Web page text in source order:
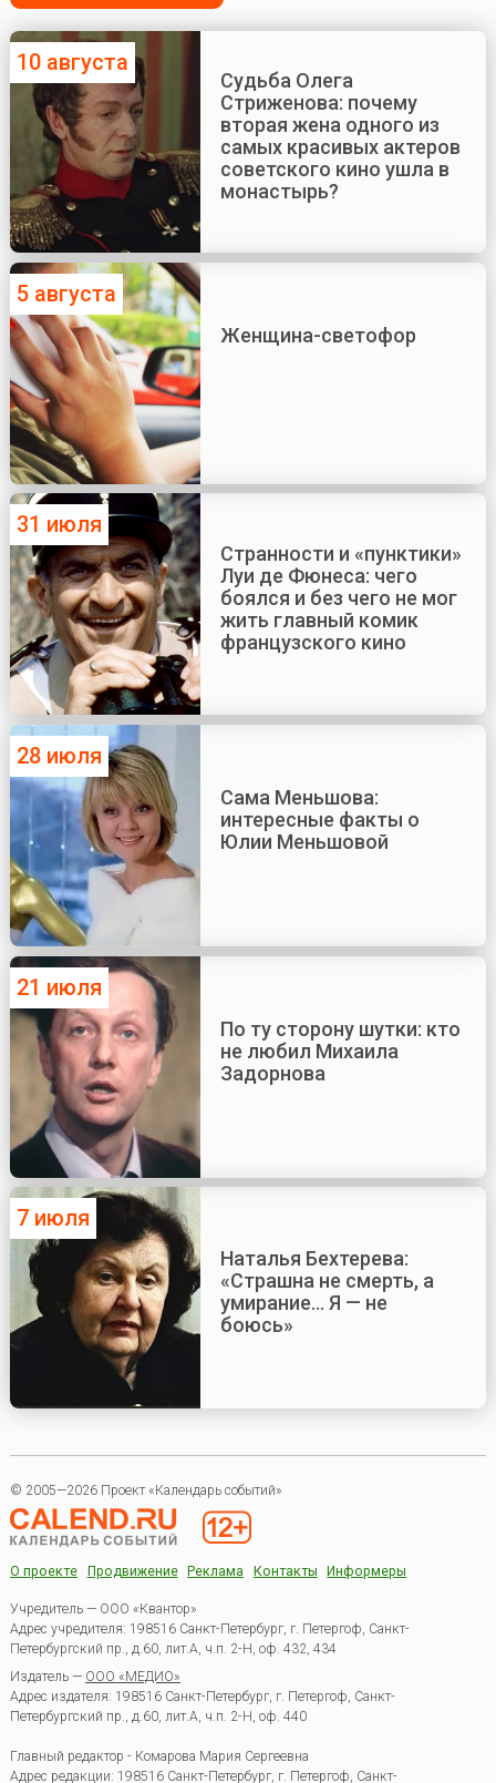
10 августа
Судьба Олега
Стриженова: почему
вторая жена одного из
самых красивых актеров
советского кино ушла в
монастырь?
5 августа
Женщина-светофор
31 июля
Странности и «пунктики»
Луи де Фюнеса: чего
боялся и без чего не мог
жить главный комик
французского кино
28 июля
Сама Меньшова:
интересные факты о
Юлии Меньшовой
21 июля
По ту сторону шутки: кто
не любил Михаила
Задорнова
7 июля
Наталья Бехтерева:
«Страшна не смерть, а
умирание... Я — не
боюсь»
© 2005—2026 Проект «Календарь событий»
О проекте Продвижение Реклама Контакты Информеры
Учредитель — ООО «Квантор»
Адрес учредителя: 198516 Санкт-Петербург, г. Петергоф, Санкт-
Петербургский пр., д.60, лит.А, ч.п. 2-Н, оф. 432, 434
Издатель — ООО «МЕДИО»
Адрес издателя: 198516 Санкт-Петербург, г. Петергоф, Санкт-
Петербургский пр., д.60, лит.А, ч.п. 2-Н, оф. 440
Главный редактор - Комарова Мария Сергеевна
Адрес редакции: 198516 Санкт-Петербург, г. Петергоф, Санкт-